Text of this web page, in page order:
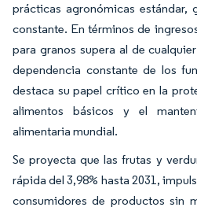
prácticas agronómicas estándar,
constante. En términos de
para granos supera al de
dependencia constante de los
destaca su papel crítico en la
alimentos básicos y el
alimentaria mundial.
Se proyecta que las frutas y
rápida del 3,98% hasta 2031,
consumidores de productos sin